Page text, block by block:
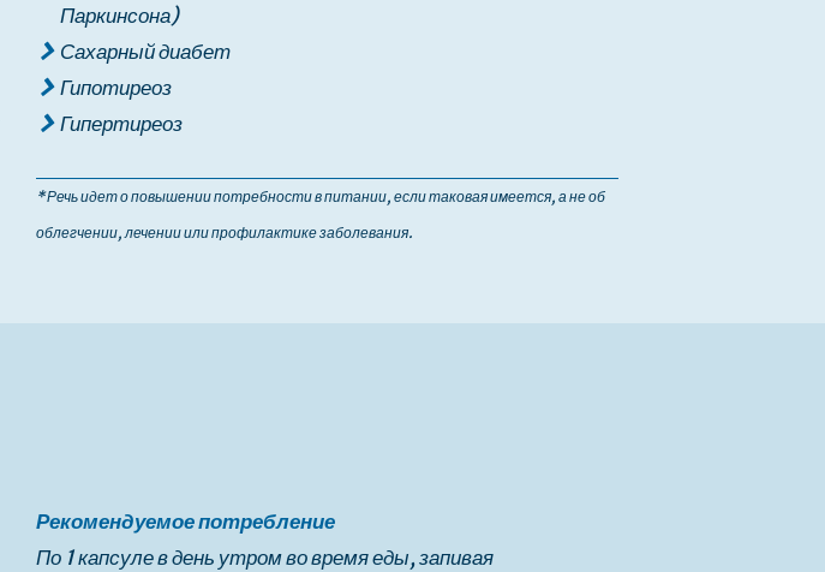
Паркинсона)
Сахарный диабет
Гипотиреоз
Гипертиреоз
* Речь идет о повышении потребности в питании, если таковая имеется, а не об
облегчении, лечении или профилактике заболевания.
Рекомендуемое потребление
По 1 капсуле в день утром во время еды, запивая